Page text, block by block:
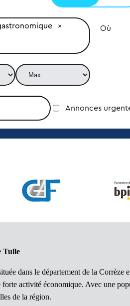
Où
Annonces
Tulle
dans le département de la
activité économique. Avec une
de la région.